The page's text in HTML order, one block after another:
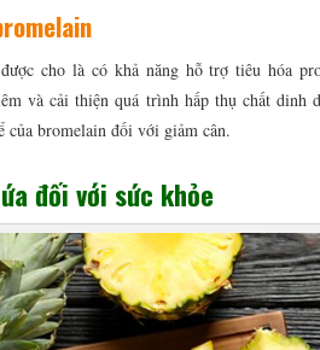
cho là có khả năng hỗ trợ tiêu hóa
và cải thiện quá trình hấp thụ chất dinh
của bromelain đối với giảm cân.
đối với sức khỏe